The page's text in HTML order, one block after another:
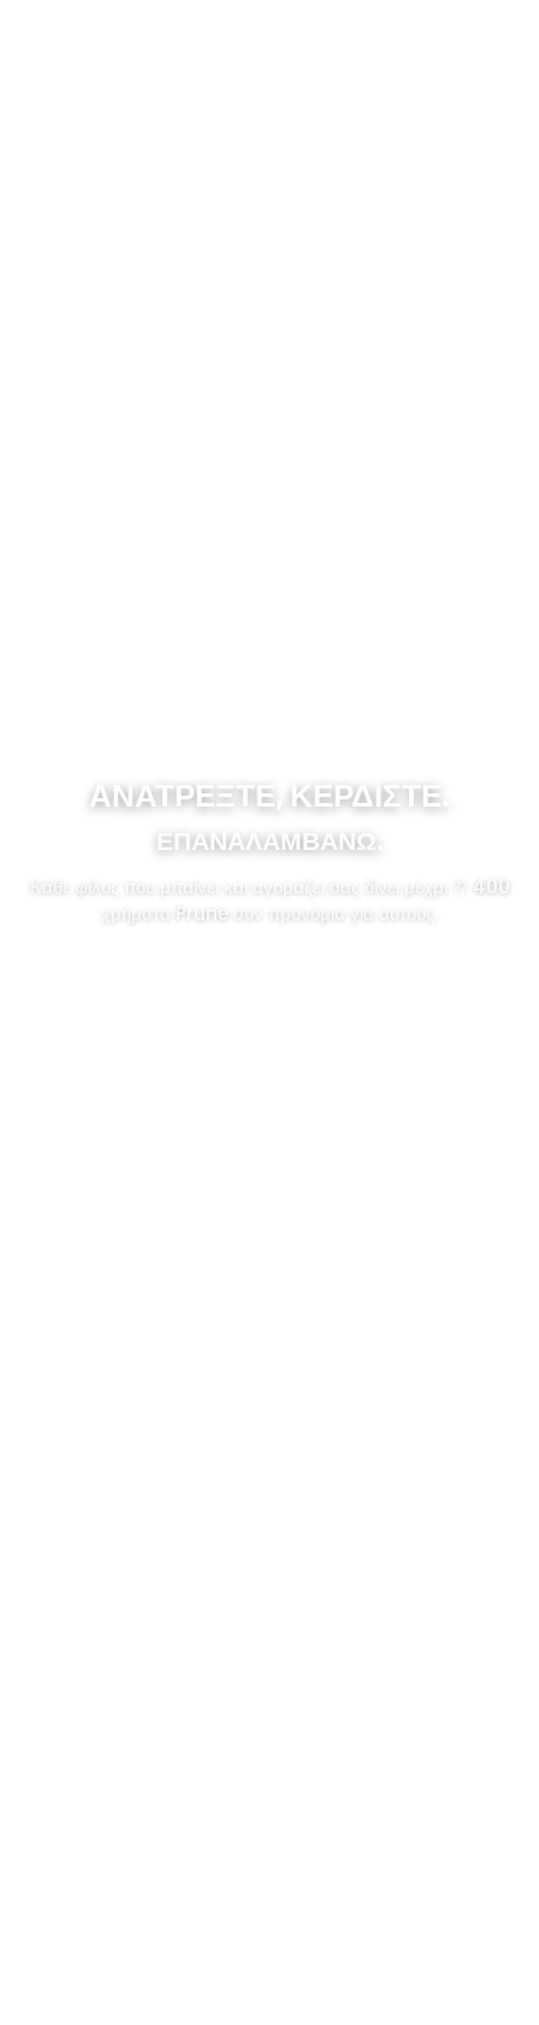
ΑΝΑΤΡΈΞΤΕ, ΚΕΡΔΊΣΤΕ.
ΕΠΑΝΑΛΑΜΒΆΝΩ.
Κάθε φίλος που μπαίνει και αγοράζει σας δίνει μέχρι ⁇ 400
χρήματα Prune συν προνόμια για αυτούς.